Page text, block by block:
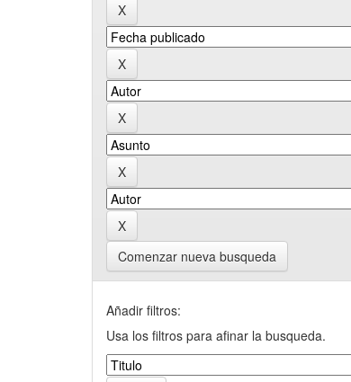
Comenzar nueva busqueda
Añadir filtros:
Usa los filtros para afinar la busqueda.